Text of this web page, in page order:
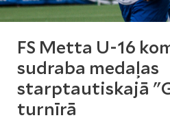
FS Metta U-16
sudraba medaļas
starptautiskajā
turnīrā